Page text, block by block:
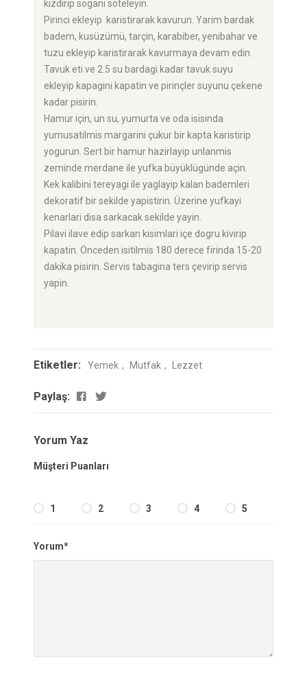
kizdirip sogani soteleyin.
Pirinci ekleyip karistirarak kavurun. Yarim bardak
badem, kusüzümü, tarçin, karabiber, yenibahar ve
tuzu ekleyip karistirarak kavurmaya devam edin.
Tavuk eti ve 2.5 su bardagi kadar tavuk suyu
ekleyip kapagini kapatin ve pirinçler suyunu çekene
kadar pisirin.
Hamur için, un su, yumurta ve oda isisinda
yumusatilmis margarini çukur bir kapta karistirip
yogurun. Sert bir hamur hazirlayip unlanmis
zeminde merdane ile yufka büyüklügünde açin.
Kek kalibini tereyagi ile yaglayip kalan bademleri
dekoratif bir sekilde yapistirin. Üzerine yufkayi
kenarlari disa sarkacak sekilde yayin.
Pilavi ilave edip sarkan kisimlari içe dogru kivirip
kapatin. Önceden isitilmis 180 derece firinda 15-20
dakika pisirin. Servis tabagina ters çevirip servis
yapin.
Etiketler: Yemek Mutfak Lezzet
Paylaş:
Yorum Yaz
Müşteri Puanları
1 2 3 4 5
Yorum*